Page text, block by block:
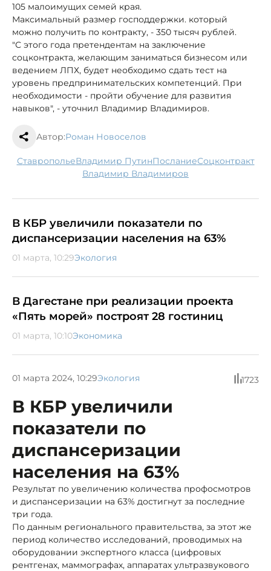
105 малоимущих семей края.
Максимальный размер господдержки. который
можно получить по контракту, - 350 тысяч рублей.
"С этого года претендентам на заключение
соцконтракта, желающим заниматься бизнесом или
ведением ЛПХ, будет необходимо сдать тест на
уровень предпринимательских компетенций. При
необходимости - пройти обучение для развития
навыков", - уточнил Владимир Владимиров.
Автор:Роман Новоселов
Ставрополье Владимир Путин послание соцконтракт
Владимир Владимиров
В КБР увеличили показатели по
диспансеризации населения на 63%
01 марта, 10:29Экология
В Дагестане при реализации проекта
«Пять морей» построят 28 гостиниц
01 марта, 10:10Экономика
01 марта 2024, 10:29Экология 1723
В КБР увеличили
показатели по
диспансеризации
населения на 63%
Результат по увеличению количества профосмотров
и диспансеризации на 63% достигнут за последние
три года.
По данным регионального правительства, за этот же
период количество исследований, проводимых на
оборудовании экспертного класса (цифровых
рентгенах, маммографах, аппаратах ультразвукового